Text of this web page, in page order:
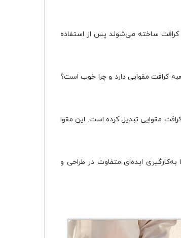
شده‌اند. جعبه‌هایی که از مقوای کرافت ساخته می‌شوند پس از استفاده
کرافت مقوایی دارد و چرا خوب است؟
مقوایی تبدیل کرده است. این مقوا
ایده‌ای متفاوت در طراحی و